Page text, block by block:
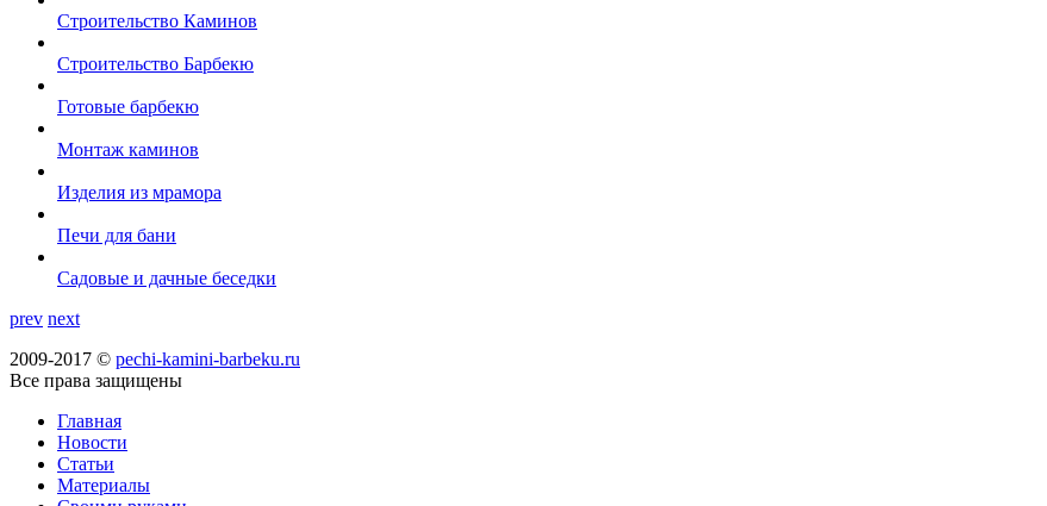
Строительство Каминов
Строительство Барбекю
Готовые барбекю
Монтаж каминов
Изделия из мрамора
Печи для бани
Садовые и дачные беседки
prev next
2009-2017 © pechi-kamini-barbeku.ru
Все права защищены
Главная
Новости
Статьи
Материалы